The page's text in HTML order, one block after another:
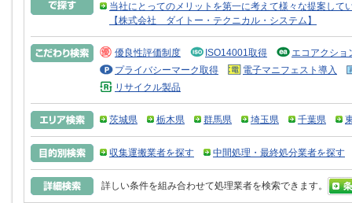
当社にとってのメリットを第一に考えて様々な提案し
【株式会社 ダイトー・テクニカル・システム】
優良性評価制度 ISO14001取得
エコアクショ
プライバシーマーク取得
電子マニフェスト導入
リサイクル製品
茨城県 栃木県 群馬県 埼玉県 千葉県
収集運搬業者を探す 中間処理・最終処分業者を探す
詳しい条件を組み合わせて処理業者を検索できます。